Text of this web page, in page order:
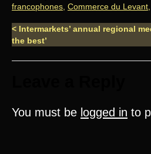
francophones Commerce du Levant
< Intermarkets’ annual regional
the best’
You must be logged in to